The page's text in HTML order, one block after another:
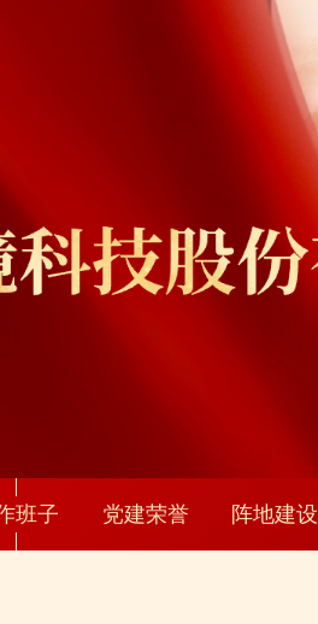
班子 党建荣誉 阵地建设